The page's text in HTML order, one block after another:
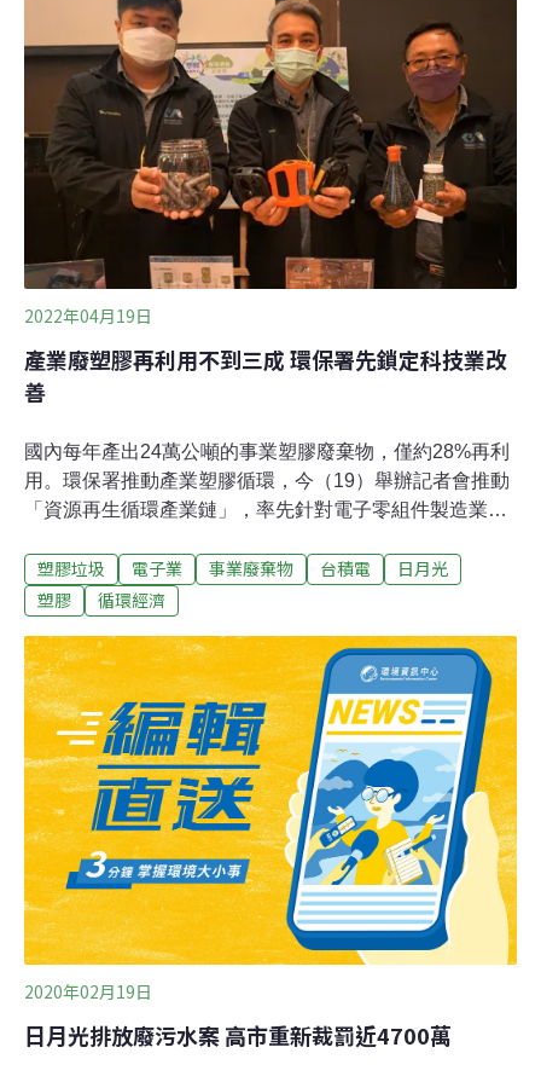
日）發布新聞稿指出，全球半導體氣候聯盟（SCC）為全
球第一個全由半導體價值鏈企業所組成之聯盟，成員未來
將透過合作保持密切溝通、共同技術創新、設定具體減碳
目標，並於2050年達成淨零碳排，同時也將每年發布三大
碳排放範圍的年度進度報告。SCC創始會員共65家，其中
有五家台灣企業在列，日月光、環球晶圓、漢民科技、南
亞科技、台積電。其餘成員包括世界知名企業，如超微
（AMD）、艾司摩爾（ASML）、格羅方
2022年04月19日
產業廢塑膠再利用不到三成 環保署先鎖定科技業改
善
國內每年產出24萬公噸的事業塑膠廢棄物，僅約28%再利
用。環保署推動產業塑膠循環，今（19）舉辦記者會推動
「資源再生循環產業鏈」，率先針對電子零組件製造業，
型態多元，部分品項過去多只能焚化處理，環署表示，未
來會先鎖定科技業，從目前65%以上的塑膠再利用比例，
台積電與日月光等大廠，則都喊出接近100%廢塑膠資源
化的目標。產業廢塑膠資源化：台積電規範供應商、日月
光成立資源再生中心國內民生與產業產生的廢塑膠量體相
近，但產業更常見複合材，回收再利用工序相對複雜。在
塑膠廢料的源頭管理上，半導體大廠台積電擬定「供應商
物料包裝規範白皮書」，規範所有供應商包材須符合公司
回收規範，並且和再利用業者合作，落實分類，去年已回
收8000公噸的塑膠，資源化比例達66%，未來目標是邁向
95％。台積電在中科的首座「
塑膠垃圾 電子業 事業廢棄物 台積電
日月光
塑膠
循環經濟
2020年02月19日
日月光排放廢污水案 高市重新裁罰近4700萬